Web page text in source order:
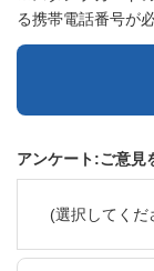
る携帯電話番号が
アンケート:ご意見
(選択してくだ